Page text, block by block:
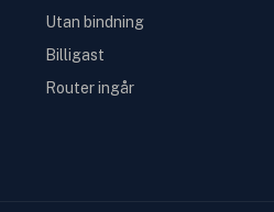
Utan bindning
Billigast
Router ingår